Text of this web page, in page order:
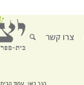
צרו קשר
הנך כאן: עמוד הבית